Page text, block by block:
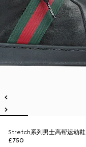
Stretch系列男士高帮运动鞋
£750